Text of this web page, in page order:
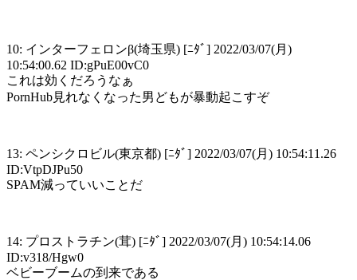
10: インターフェロンβ(埼玉県) [ﾆﾀﾞ] 2022/03/07(月)
10:54:00.62 ID:gPuE00vC0
これは効くだろうなぁ
PornHub見れなくなった男どもが暴動起こすぞ
13: ペンシクロビル(東京都) [ﾆﾀﾞ] 2022/03/07(月) 10:54:11.26
ID:VtpDJPu50
SPAM減っていいことだ
14: プロストラチン(茸) [ﾆﾀﾞ] 2022/03/07(月) 10:54:14.06
ID:v318/Hgw0
ベビーブームの到来である